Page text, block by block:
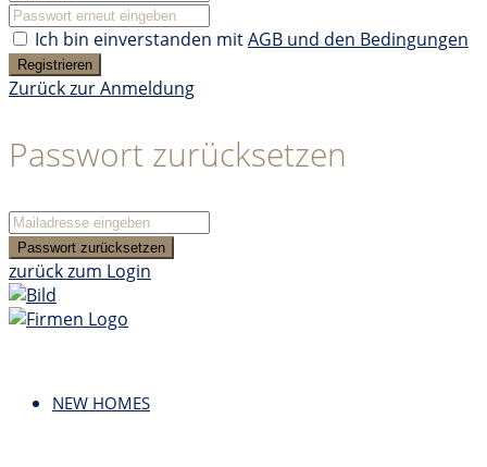
Ich bin einverstanden mitAGB und den Bedingungen
Registrieren
Zurück zur Anmeldung
Passwort zurücksetzen
Passwort zurücksetzen
zurück zum Login
NEW HOMES